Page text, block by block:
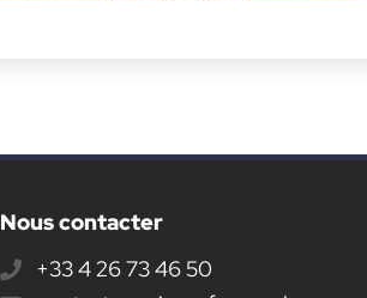
Nous contacter
+33 4 26 73 46 50